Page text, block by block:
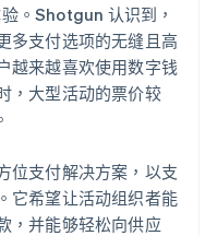
。Shotgun 认识到，
多支付选项的无缝且高
越来越喜欢使用数字钱
，大型活动的票价较
位支付解决方案，以支
它希望让活动组织者能
，并能够轻松向供应